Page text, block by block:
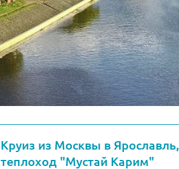
Круиз из Москвы в Ярославль,
теплоход "Мустай Карим"